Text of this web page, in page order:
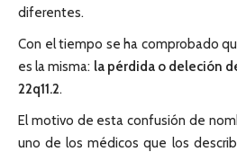
diferentes.
Con el tiempo se ha comprobado
es la misma: la pérdida o deleción
22q11.2.
El motivo de esta confusión de
uno de los médicos que los